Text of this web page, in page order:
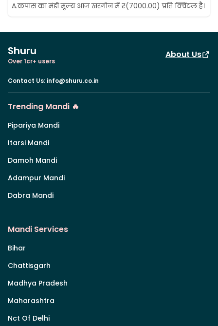
A.कपास का मंडी मूल्य आज खरगोन में ₹(7000.00) प्रति क्विंटल है।
Shuru
Over 1cr+ users
About Us
Contact Us: info@shuru.co.in
Trending Mandi 🔥
Pipariya Mandi
Itarsi Mandi
Damoh Mandi
Adampur Mandi
Dabra Mandi
Mandi Services
Bihar
Chattisgarh
Madhya Pradesh
Maharashtra
Nct Of Delhi